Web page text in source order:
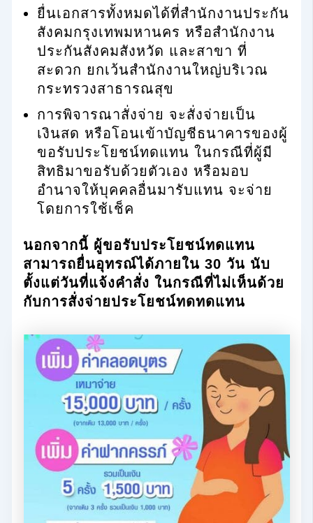
ยื่นเอกสารทั้งหมดได้ที่สำนักงานประกัน
สังคมกรุงเทพมหานคร หรือสำนักงาน
ประกันสังคมสังหวัด และสาขา ที่
สะดวก ยกเว้นสำนักงานใหญ่บริเวณ
กระทรวงสาธารณสุข
การพิจารณาสั่งจ่าย จะสั่งจ่ายเป็น
เงินสด หรือโอนเข้าบัญชีธนาคารของผู้
ขอรับประโยชน์ทดแทน ในกรณีที่ผู้มี
สิทธิมาขอรับด้วยตัวเอง หรือมอบ
อำนาจให้บุคคลอื่นมารับแทน จะจ่าย
โดยการใช้เช็ค
นอกจากนี้ ผู้ขอรับประโยชน์ทดแทน
สามารถยื่นอุทรณ์ได้ภายใน 30 วัน นับ
ตั้งแต่วันที่แจ้งคำสั่ง ในกรณีที่ไม่เห็นด้วย
กับการสั่งจ่ายประโยชน์ทดทดแทน